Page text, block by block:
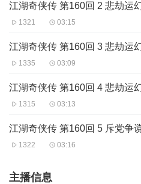
江湖奇侠传 第160回 2 悲劫运
1321 03:15
江湖奇侠传 第160回 3 悲劫运
1335 03:09
江湖奇侠传 第160回 4 悲劫运
1315 03:13
江湖奇侠传 第160回 5 斥党争
1322 03:16
主播信息